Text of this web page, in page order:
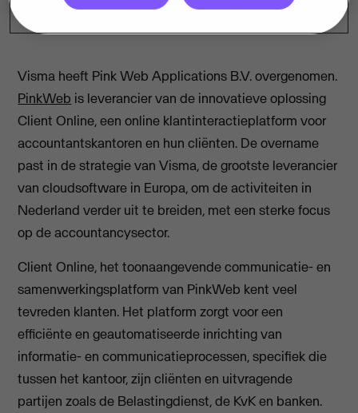
Visma heeft Pink Web Applications B.V. overgenomen.
PinkWeb is leverancier van de innovatieve oplossing
Client Online, een online klantinteractieplatform voor
accountantskantoren en hun cliënten. De overname
past in de strategie van Visma, de grootste leverancier
van cloudsoftware in Europa, om de activiteiten in
Nederland verder uit te breiden, met een sterke focus
op de accountancysector.
Client Online, het toonaangevende communicatie- en
samenwerkingsplatform van PinkWeb kent veel
tevreden klanten. Het platform zorgt voor een
efficiënte en geautomatiseerde inrichting van
informatie- en communicatieprocessen, specifiek die
tussen het kantoor, zijn cliënten en uitvragende
partijen zoals de Belastingdienst, de KvK en banken.